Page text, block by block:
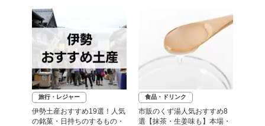
旅行・レジャー
伊勢土産おすすめ19選！人気
の銘菓・日持ちのするもの・
食品・ドリンク
市販のくず湯人気おすすめ8
選【抹茶・生姜味も】本場・